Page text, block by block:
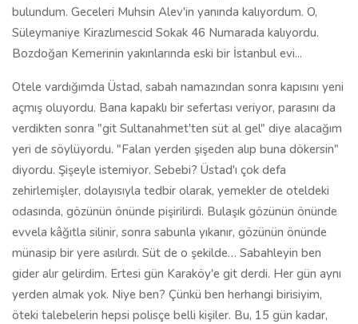
bulundum. Geceleri Muhsin Alev'in yanında kalıyordum. O,
Süleymaniye Kirazlımescid Sokak 46 Numarada kalıyordu.
Bozdoğan Kemerinin yakınlarında eski bir İstanbul evi...
Otele vardığımda Üstad, sabah namazından sonra kapısını yeni
açmış oluyordu. Bana kapaklı bir sefertası veriyor, parasını da
verdikten sonra "git Sultanahmet'ten süt al gel" diye alacağım
yeri de söylüyordu. "Falan yerden şişeden alıp buna dökersin"
diyordu. Şişeyle istemiyor. Sebebi? Üstad'ı çok defa
zehirlemişler, dolayısıyla tedbir olarak, yemekler de oteldeki
odasında, gözünün önünde pişirilirdi. Bulaşık gözünün önünde
evvela kâğıtla silinir, sonra sabunla yıkanır, gözünün önünde
münasip bir yere asılırdı. Süt de o şekilde… Sabahleyin ben
gider alır gelirdim. Ertesi gün Karaköy'e git derdi. Her gün aynı
yerden almak yok. Niye ben? Çünkü ben herhangi birisiyim,
öteki talebelerin hepsi polisçe belli kişiler. Bu, 15 gün kadar,